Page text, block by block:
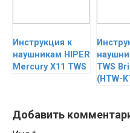
Инструкция к
наушникам HIPER
Mercury X11 TWS
TWS
(HTW-
Добавить